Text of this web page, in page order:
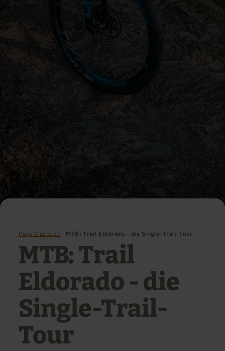
Page d'accueil MTB: Trail Eldorado - die Single-Trail-Tour
MTB: Trail
Eldorado - die
Single-Trail-
Tour